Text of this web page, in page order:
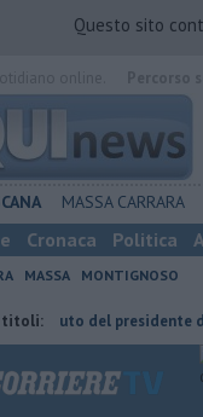
Questo sito
MASSA CARRARA
Cronaca Politica
MASSA MONTIGNOSO
titoli:del presidente di